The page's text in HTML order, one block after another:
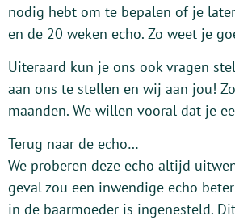
nodig hebt om te bepalen of je
en de 20 weken echo. Zo weet je
Uiteraard kun je ons ook vragen
aan ons te stellen en wij aan jou!
maanden. We willen vooral dat je
Terug naar de echo…
We proberen deze echo altijd
geval zou een inwendige echo
in de baarmoeder is ingenesteld.